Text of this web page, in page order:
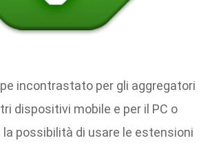
incontrastato per gli aggregatori
dispositivi mobile e per il PC o
la possibilità di usare le estensioni